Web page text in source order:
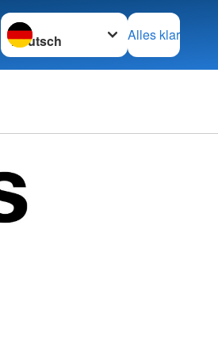
Sprache wechseln zu
Alles klar